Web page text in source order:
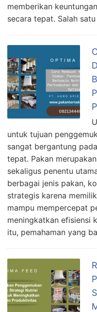
e
s
r
n
a
k
K
a
b
i
n
g
S
e
c
a
r
a
M
o
d
e
memberikan
secara tepat. Salah
untuk tujuan
sangat bergantung
tepat. Pakan
sekaligus penentu
berbagai jenis pakan,
strategis karena
mampu mempercepat
meningkatkan efisiensi
itu, pemahaman yang